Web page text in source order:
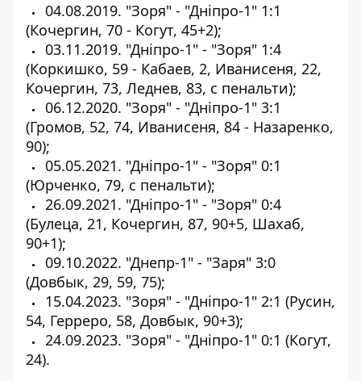
04.08.2019. "Зоря" - "Дніпро-1" 1:1
(Кочергин, 70 - Когут, 45+2);
03.11.2019. "Дніпро-1" - "Зоря" 1:4
(Коркишко, 59 - Кабаев, 2, Иванисеня, 22,
Кочергин, 73, Леднев, 83, с пенальти);
06.12.2020. "Зоря" - "Дніпро-1" 3:1
(Громов, 52, 74, Иванисеня, 84 - Назаренко,
90);
05.05.2021. "Дніпро-1" - "Зоря" 0:1
(Юрченко, 79, с пенальти);
26.09.2021. "Дніпро-1" - "Зоря" 0:4
(Булеца, 21, Кочергин, 87, 90+5, Шахаб,
90+1);
09.10.2022. "Днепр-1" - "Заря" 3:0
(Довбык, 29, 59, 75);
15.04.2023. "Зоря" - "Дніпро-1" 2:1 (Русин,
54, Герреро, 58, Довбык, 90+3);
24.09.2023. "Зоря" - "Дніпро-1" 0:1 (Когут,
24).